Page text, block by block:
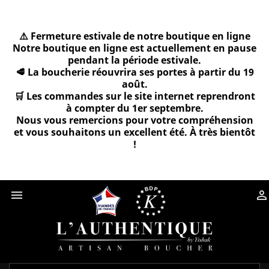
⚠️ Fermeture estivale de notre boutique en ligne
Notre boutique en ligne est actuellement en pause
pendant la période estivale.
🥩 La boucherie réouvrira ses portes à partir du 19
août.
🛒 Les commandes sur le site internet reprendront
à compter du 1er septembre.
Nous vous remercions pour votre compréhension
et vous souhaitons un excellent été. À très bientôt
!
 